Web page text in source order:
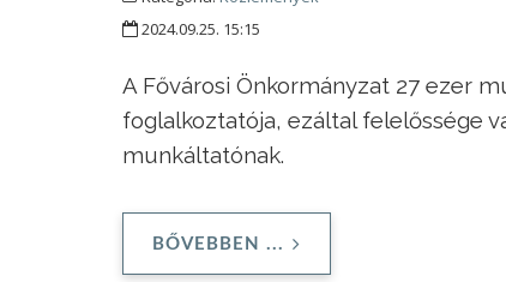
2024.09.25. 15:15
A Fővárosi Önkormányzat 27 ezer
foglalkoztatója, ezáltal felelőssége
munkáltatónak.
BŐVEBBEN ...